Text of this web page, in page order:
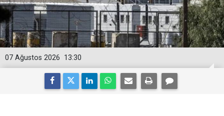
13:30
07 Ağustos 2026